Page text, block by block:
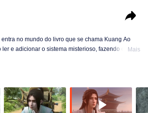
no mundo do livro que se chama Kuang Ao
e adicionar o sistema misterioso, fazendo comMais